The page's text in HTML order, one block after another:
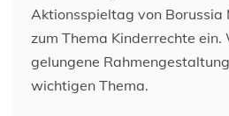
Aktionsspieltag von Borussia
zum Thema Kinderrechte
gelungene
wichtigen Thema.